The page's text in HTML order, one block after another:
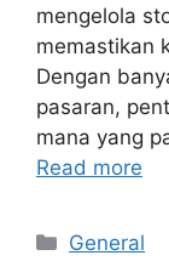
mengelola
memastikan
Dengan
pasaran,
mana yang
Read more
Categories
General